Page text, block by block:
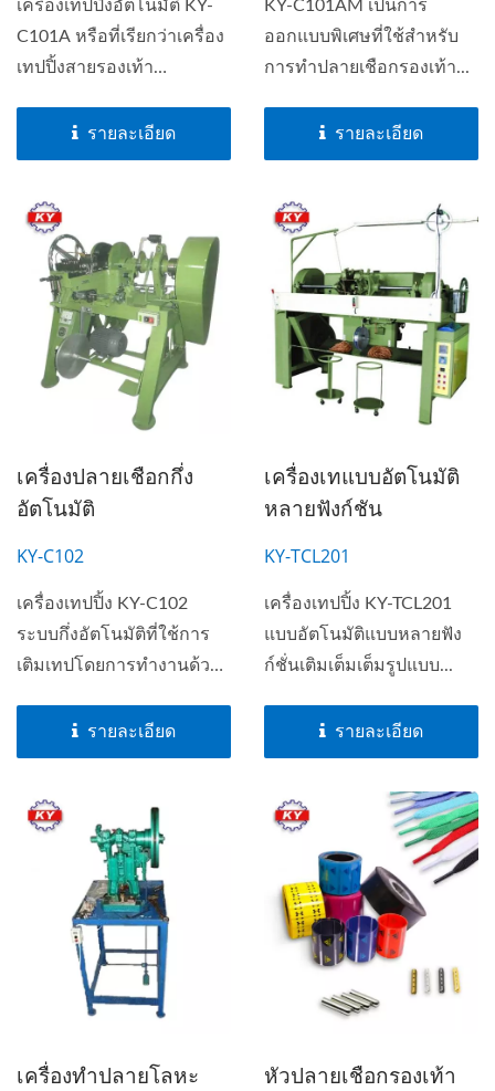
เครื่องเทปปิ้งอัตโนมัติ KY-
C101A หรือที่เรียกว่าเครื่อง
เทปปิ้งสายรองเท้า
รายละเอียด
KY-C101AM เป็นการ
ออกแบบพิเศษที่ใช้สำหรับ
การทำปลายเชือกรองเท้า...
รายละเอียด
เครื่องปลายเชือกกึ่ง
อัตโนมัติ
KY-C102
เครื่องเทปปิ้ง KY-C102
ระบบกึ่งอัตโนมัติที่ใช้การ
เติมเทปโดยการทำงานด้วย
รายละเอียด
เครื่องเทแบบอัตโนมัติ
หลายฟังก์ชัน
KY-TCL201
เครื่องเทปปิ้ง KY-TCL201
แบบอัตโนมัติแบบหลายฟัง
ก์ชั่นเติมเต็มเต็มรูปแบบ...
รายละเอียด
เครื่องทำปลายโลหะ หัวปลายเชือกรองเท้า